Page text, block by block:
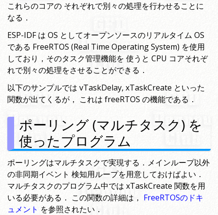
これらのコアの それぞれで別々の処理を行わせることに
なる．
ESP-IDF は OS としてオープンソースのリアルタイム OS
である FreeRTOS (Real Time Operating System) を使用
しており，そのタスク管理機能を 使うと CPU コアそれぞ
れで別々の処理をさせることができる．
以下のサンプルでは vTaskDelay, xTaskCreate といった
関数が出てくるが， これは freeRTOS の機能である．
ポーリング (マルチタスク) を
使ったプログラム
ポーリングはマルチタスクで実現する．メインループ以外
の非同期イベント 検知用ループを用意しておけばよい．
マルチタスクのプログラム中では xTaskCreate 関数を用
いる必要がある． この関数の詳細は， FreeRTOSのドキ
ュメント を参照されたい．